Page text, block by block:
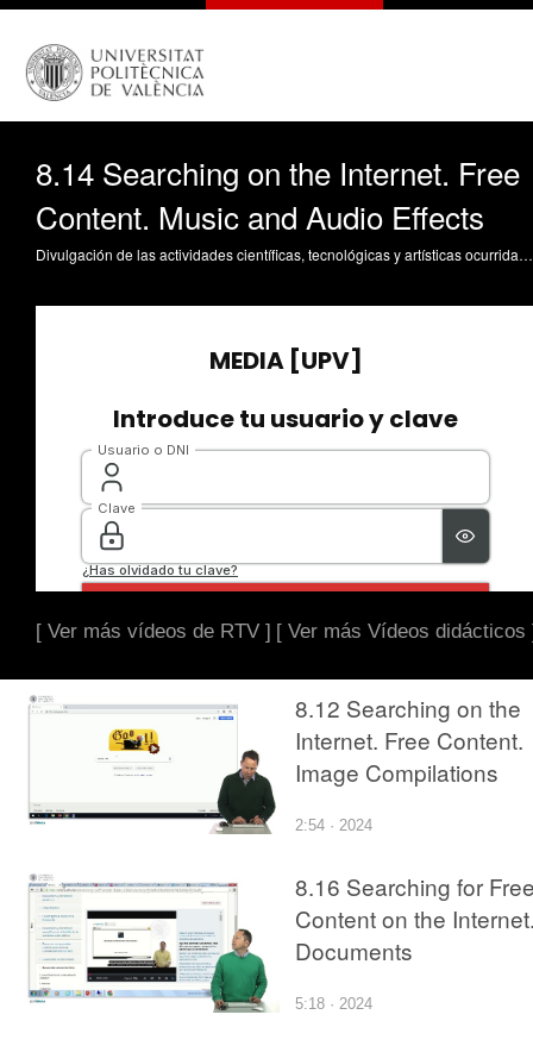
8.14 Searching on the Internet. Free
Content. Music and Audio Effects
Divulgación de las actividades científicas, tecnológicas y artísticas ocurridas en los tres campus de la UPV
[ Ver más vídeos de RTV ] [ Ver más Vídeos didácticos
8.12 Searching on the
Internet. Free Content.
Image Compilations
2:54 · 2024
8.16 Searching for
Content on the
Documents
5:18 · 2024